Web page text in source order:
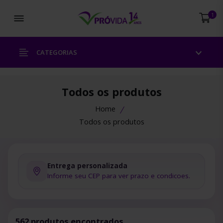
1
CATEGORIAS
Todos os produtos
Home
Todos os produtos
Entrega personalizada
Informe seu CEP para ver prazo e condicoes.